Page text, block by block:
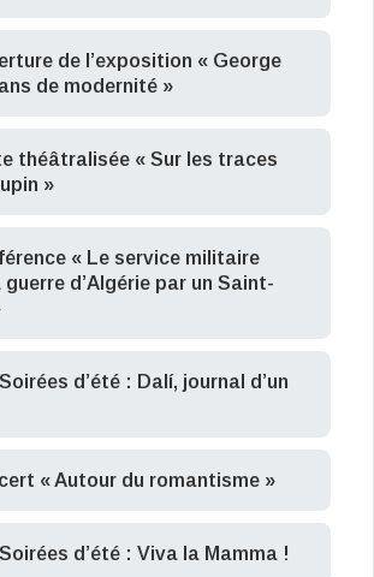
de l’exposition « George
de modernité »
théâtralisée « Sur les traces
»
« Le service militaire
d’Algérie par un Saint-
d’été : Dalí, journal d’un
« Autour du romantisme »
d’été : Viva la Mamma !